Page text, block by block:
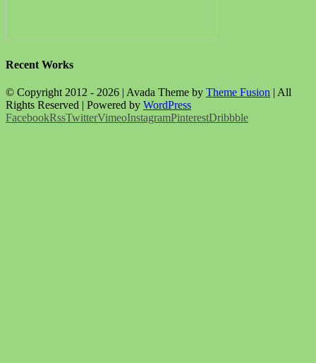
Recent Works
© Copyright 2012 - 2026 | Avada Theme by Theme Fusion | All
Rights Reserved | Powered by WordPress
FacebookRssTwitterVimeoInstagramPinterestDribbble